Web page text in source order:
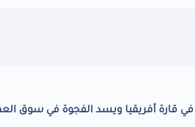
قارة أفريقيا ويسد الفجوة في سوق